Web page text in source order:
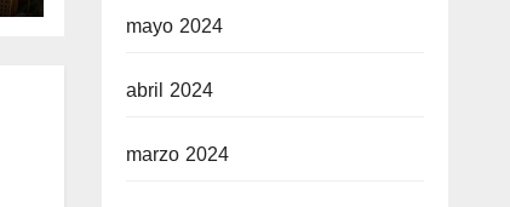
mayo 2024
abril 2024
marzo 2024